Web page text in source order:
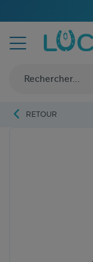
RETOUR